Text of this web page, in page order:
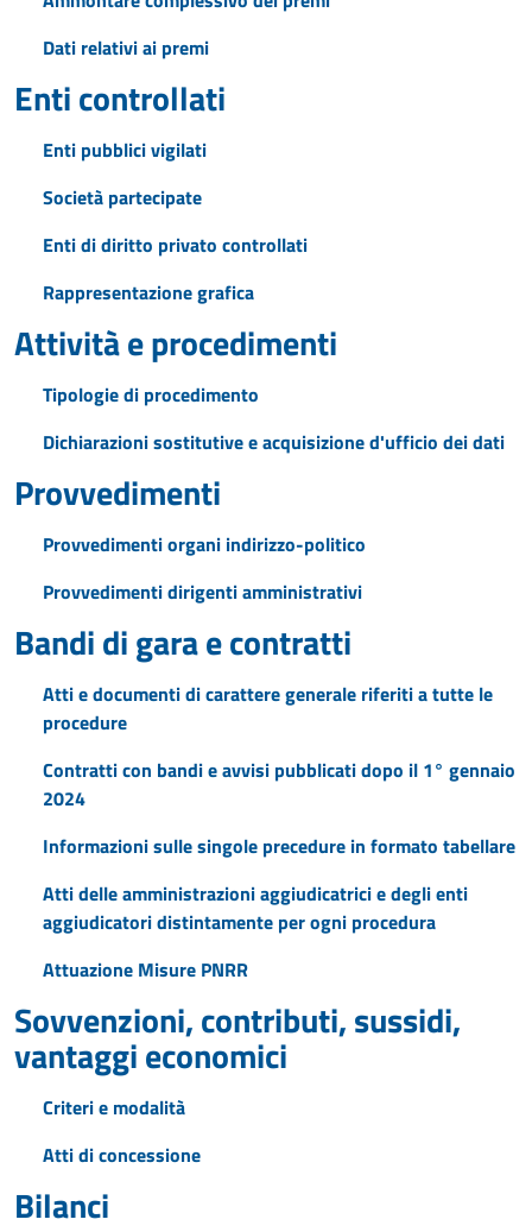
Dati relativi ai premi
Enti controllati
Enti pubblici vigilati
Società partecipate
Enti di diritto privato controllati
Rappresentazione grafica
Attività e procedimenti
Tipologie di procedimento
Dichiarazioni sostitutive e acquisizione d'ufficio dei dati
Provvedimenti
Provvedimenti organi indirizzo-politico
Provvedimenti dirigenti amministrativi
Bandi di gara e contratti
Atti e documenti di carattere generale riferiti a tutte le
procedure
Contratti con bandi e avvisi pubblicati dopo il 1° gennaio
2024
Informazioni sulle singole precedure in formato tabellare
Atti delle amministrazioni aggiudicatrici e degli enti
aggiudicatori distintamente per ogni procedura
Attuazione Misure PNRR
Sovvenzioni, contributi, sussidi,
vantaggi economici
Criteri e modalità
Atti di concessione
Bilanci